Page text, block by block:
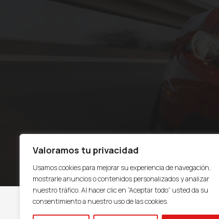
Valoramos tu privacidad
Usamos cookies para mejorar su experiencia de navegación,
mostrarle anuncios o contenidos personalizados y analizar
nuestro tráfico. Al hacer clic en “Aceptar todo” usted da su
consentimiento a nuestro uso de las cookies.